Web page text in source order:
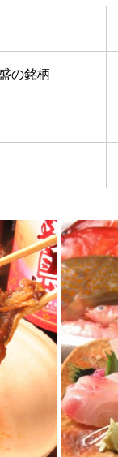
の銘柄